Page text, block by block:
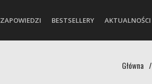
ZAPOWIEDZI BESTSELLERY AKTUALNOŚCI
Główna /